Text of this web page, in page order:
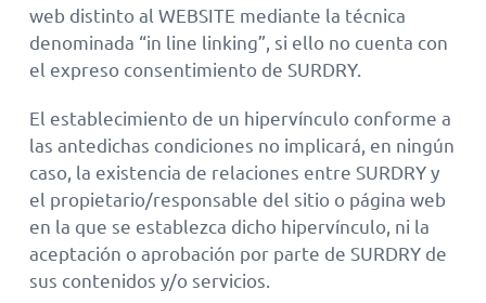
web distinto al WEBSITE mediante la técnica
denominada “in line linking”, si ello no cuenta con
el expreso consentimiento de SURDRY.
El establecimiento de un hipervínculo conforme a
las antedichas condiciones no implicará, en ningún
caso, la existencia de relaciones entre SURDRY y
el propietario/responsable del sitio o página web
en la que se establezca dicho hipervínculo, ni la
aceptación o aprobación por parte de SURDRY de
sus contenidos y/o servicios.